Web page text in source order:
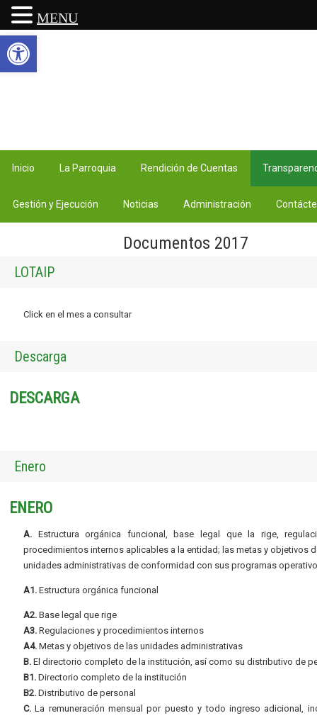
Inicio La Parroquia Rendición de Cuentas
Gestión y Ejecución Noticias Administración
Documentos 2017
LOTAIP
Click en el mes a consultar
Descarga
DESCARGA
Enero
ENERO
A. Estructura orgánica funcional, base legal que la rige,
procedimientos internos aplicables a la entidad; las metas y objetivos
unidades administrativas de conformidad con sus programas
A1. Estructura orgánica funcional
A2. Base legal que rige
A3. Regulaciones y procedimientos internos
A4. Metas y objetivos de las unidades administrativas
B. El directorio completo de la institución, así como su distributivo de
B1. Directorio completo de la institución
B2. Distributivo de personal
C. La remuneración mensual por puesto y todo ingreso adicional,
MENU
Abrir barra de herramientas